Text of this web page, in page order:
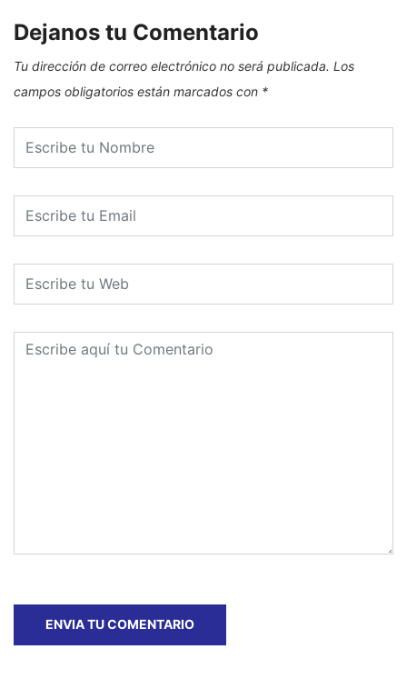
Dejanos tu Comentario
Tu dirección de correo electrónico no será publicada. Los
campos obligatorios están marcados con *